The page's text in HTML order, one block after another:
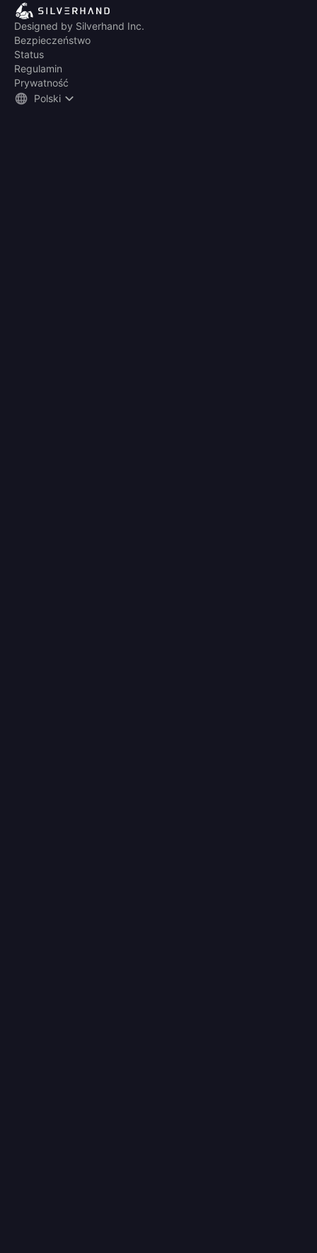
Designed by Silverhand Inc.
Bezpieczeństwo
Status
Regulamin
Prywatność
Polski